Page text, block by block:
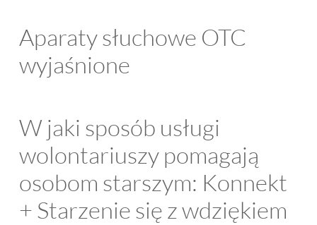
Aparaty słuchowe OTC
wyjaśnione
W jaki sposób usługi
wolontariuszy pomagają
osobom starszym: Konnekt
+ Starzenie się z wdziękiem